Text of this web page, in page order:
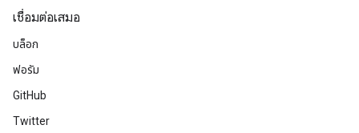
เชื่อมต่อเสมอ
บล็อก
ฟอรัม
GitHub
Twitter